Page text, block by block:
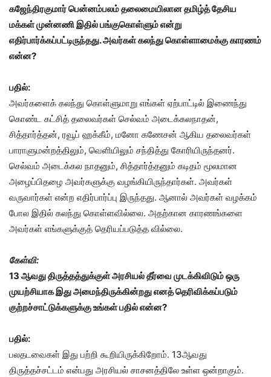
கஜேந்திரகுமார் பென்னம்பலம் தலைமையிலான தமிழ்த் தேசிய
மக்கள் முன்னணி இதில் பங்குகொள்ளும் என்று
எதிர்பார்க்கப்பட்டிருந்தது. அவர்கள் கலந்து கொள்ளாமைக்கு காரணம்
என்ன?
பதில்:
அவர்களைக் கலந்து கொள்ளுமாறு எங்கள் ஏற்பாட்டில் இணைந்து
கொண்ட கட்சித் தலைவர்கள் செல்வம் அடைக்கலநாதன்,
சித்தார்த்தன், ரவூப் ஹக்கீம், மனோ கணேசன் ஆகிய தலைவர்கள்
பாராளுமன்றத்திலும், வெளியிலும் சந்தித்து கோரியிருந்தனர்.
செல்வம் அடைக்கல நாதனும், சித்தார்த்தனும் கடிதம் மூலமான
அழைப்பிதழை அவர்களுக்கு வழங்கியிருந்தார்கள். அவர்கள்
வருவார்கள் என்ற எதிர்பார்ப்பு இருந்தது. ஆனால் அவர்கள் வழக்கம்
போல இதில் கலந்து கொள்ளவில்லை. அதற்கான காரணங்களை
அவர்கள் எங்களுக்குத் தெரியப்படுத்த வில்லை.
கேள்வி:
13 ஆவது திருத்தத்துக்குள் அரசியல் தீர்வை முடக்கிவிடும் ஒரு
முயற்சியாக இது அமைந்திருக்கின்றது எனத் தெரிவிக்கப்படும்
குற்றச்சாட்டுக்களுக்கு உங்கள் பதில் என்ன?
பதில்:
பலதடவைகள் இது பற்றி கூறியிருக்கிறோம். 13ஆவது
திருத்தச்சட்டம் என்பது அரசியல் சாசனத்திலே உள்ள ஒன்றாகும்.